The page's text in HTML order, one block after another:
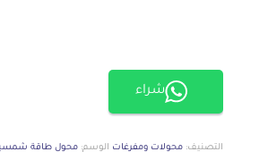
شراء
التصنيف: محولات ومفرغات الوسم: محول طاقة